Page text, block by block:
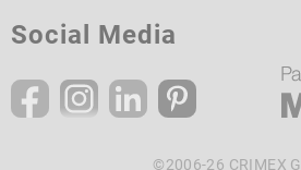
Social Media
©2006-26 CRIMEX